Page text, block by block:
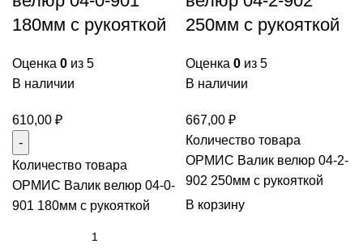
180мм с рукояткой
Оценка 0 из 5
В наличии
610,00 ₽
Количество товара
ОРМИС Валик велюр 04-0-
901 180мм с рукояткой
250мм с рукояткой
Оценка 0 из 5
В наличии
667,00 ₽
Количество товара
ОРМИС Валик велюр 04-2-
902 250мм с рукояткой
В корзину